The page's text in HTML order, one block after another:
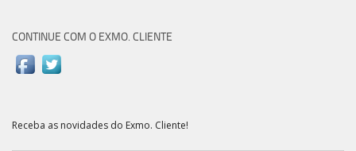
CONTINUE COM O EXMO. CLIENTE